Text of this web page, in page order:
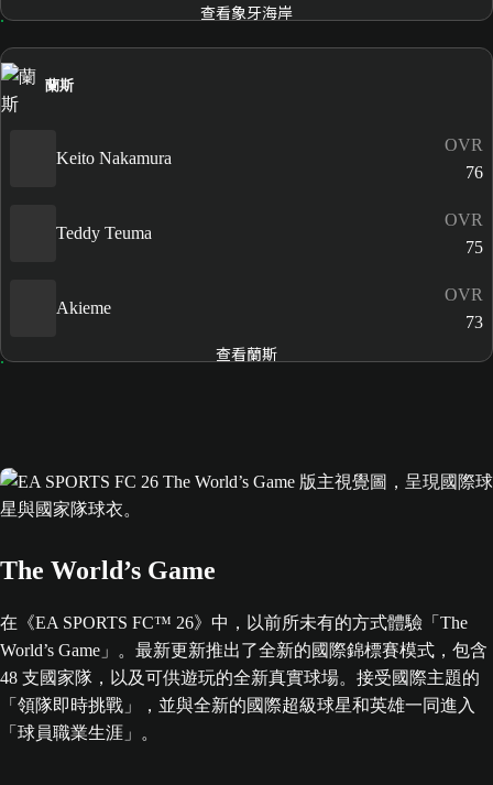
查看象牙海岸
蘭斯
Keito Nakamura
OVR
76
Teddy Teuma
OVR
75
Akieme
OVR
73
查看蘭斯
The World’s Game
在《EA SPORTS FC™ 26》中，以前所未有的方式體驗「The
World’s Game」。最新更新推出了全新的國際錦標賽模式，包含
48 支國家隊，以及可供遊玩的全新真實球場。接受國際主題的
「領隊即時挑戰」，並與全新的國際超級球星和英雄一同進入
「球員職業生涯」。